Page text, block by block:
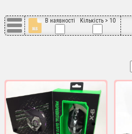
В наявності Кількість > 10